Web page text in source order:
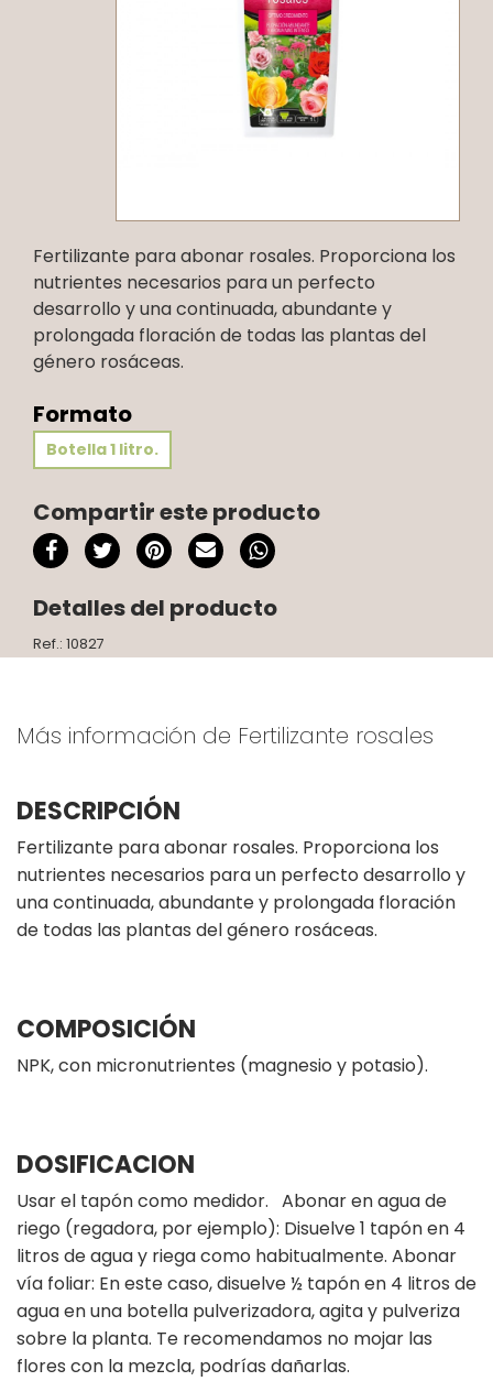
Fertilizante para abonar rosales. Proporciona los
nutrientes necesarios para un perfecto
desarrollo y una continuada, abundante y
prolongada floración de todas las plantas del
género rosáceas.
Formato
Botella 1 litro.
Compartir este producto
Detalles del producto
Ref.: 10827
Más información de Fertilizante rosales
DESCRIPCIÓN
Fertilizante para abonar rosales. Proporciona los
nutrientes necesarios para un perfecto desarrollo y
una continuada, abundante y prolongada floración
de todas las plantas del género rosáceas.
COMPOSICIÓN
NPK, con micronutrientes (magnesio y potasio).
DOSIFICACION
Usar el tapón como medidor. Abonar en agua de
riego (regadora, por ejemplo): Disuelve 1 tapón en 4
litros de agua y riega como habitualmente. Abonar
vía foliar: En este caso, disuelve ½ tapón en 4 litros de
agua en una botella pulverizadora, agita y pulveriza
sobre la planta. Te recomendamos no mojar las
flores con la mezcla, podrías dañarlas.